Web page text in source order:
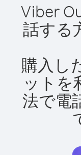
Viber
話する
購入し
ットを
法で電